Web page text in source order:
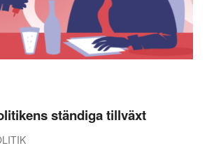
ständiga tillväxt